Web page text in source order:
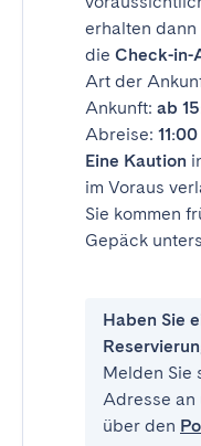
erhalten
die Check-in-
Art der
Ankunft: ab
Abreise: 11:00
Eine Kaution
im Voraus
Sie kommen
Gepäck
Haben Sie
Melden Sie
Adresse an
über den